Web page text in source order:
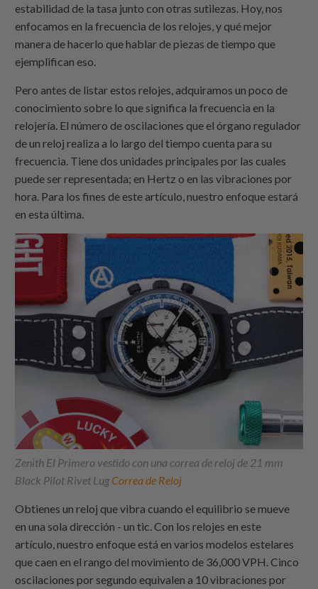
estabilidad de la tasa junto con otras sutilezas. Hoy, nos
enfocamos en la frecuencia de los relojes, y qué mejor
manera de hacerlo que hablar de piezas de tiempo que
ejemplifican eso.
Pero antes de listar estos relojes, adquiramos un poco de
conocimiento sobre lo que significa la frecuencia en la
relojería. El número de oscilaciones que el órgano regulador
de un reloj realiza a lo largo del tiempo cuenta para su
frecuencia. Tiene dos unidades principales por las cuales
puede ser representada; en Hertz o en las vibraciones por
hora. Para los fines de este artículo, nuestro enfoque estará
en esta última.
Zenith El Primero vestido con una correa de reloj de 21 mm
Black Pilot Rivet LugCorrea de Reloj
Obtienes un reloj que vibra cuando el equilibrio se mueve
en una sola dirección - un tic. Con los relojes en este
artículo, nuestro enfoque está en varios modelos estelares
que caen en el rango del movimiento de 36,000 VPH. Cinco
oscilaciones por segundo equivalen a 10 vibraciones por